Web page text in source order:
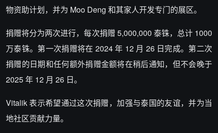
物资助计划，并为 Moo Deng 和其家人开发专门的展区。
捐赠将分为两次进行，每次捐赠 5,000,000 泰铢，总计 1000
万泰铢。第一次捐赠将在 2024 年 12 月 26 日完成。第二次
捐赠的日期和任何额外捐赠金额将在稍后通知，但不会晚于
2025 年 12 月 26 日。
Vitalik 表示希望通过这次捐赠，加强与泰国的友谊，并为当
地社区贡献力量。